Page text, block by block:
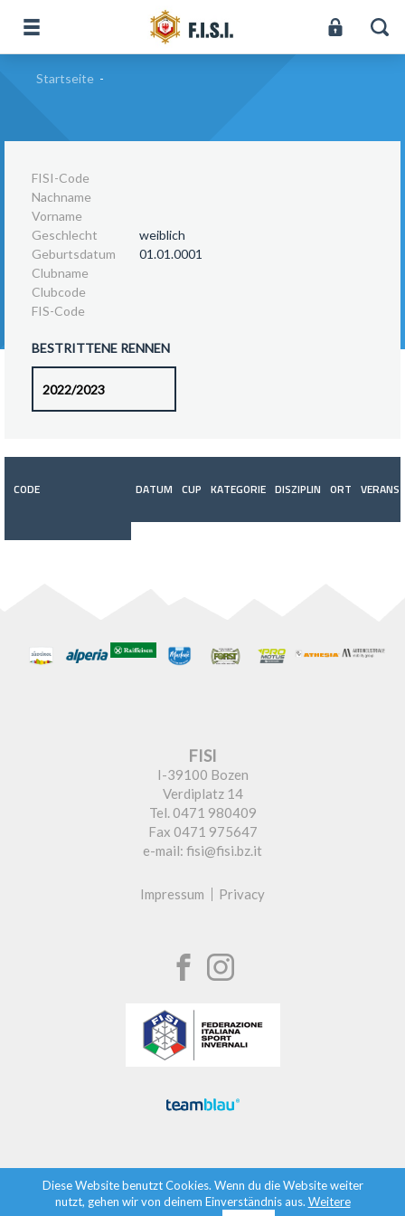
Startseite -
FISI-Code
Nachname
Vorname
Geschlecht
weiblich
Geburtsdatum
01.01.0001
Clubname
Clubcode
FIS-Code
BESTRITTENE RENNEN
CODE DATUM CUP KATEGORIE DISZIPLIN ORT
FISI
I-39100 Bozen
Verdiplatz 14
Tel. 0471 980409
Fax 0471 975647
e-mail: fisi@fisi.bz.it
Impressum Privacy
Diese Website benutzt Cookies. Wenn du die Website weiter
nutzt, gehen wir von deinem Einverständnis aus. Weitere